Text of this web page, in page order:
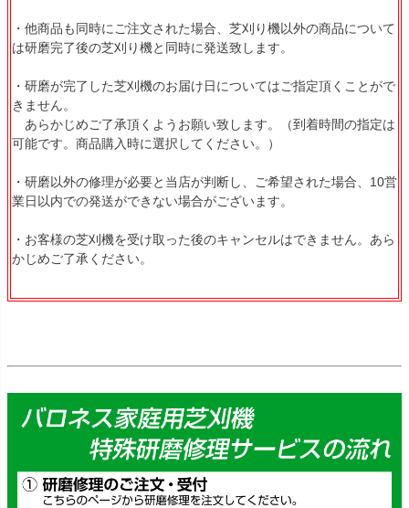
・他商品も同時にご注文された場合、芝刈り機以外の商品について
は研磨完了後の芝刈り機と同時に発送致します。
・研磨が完了した芝刈機のお届け日についてはご指定頂くことがで
きません。
あらかじめご了承頂くようお願い致します。（到着時間の指定は
可能です。商品購入時に選択してください。）
・研磨以外の修理が必要と当店が判断し、ご希望された場合、10営
業日以内での発送ができない場合がございます。
・お客様の芝刈機を受け取った後のキャンセルはできません。あら
かじめご了承ください。